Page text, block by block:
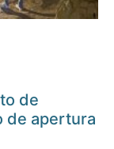
de
de apertura